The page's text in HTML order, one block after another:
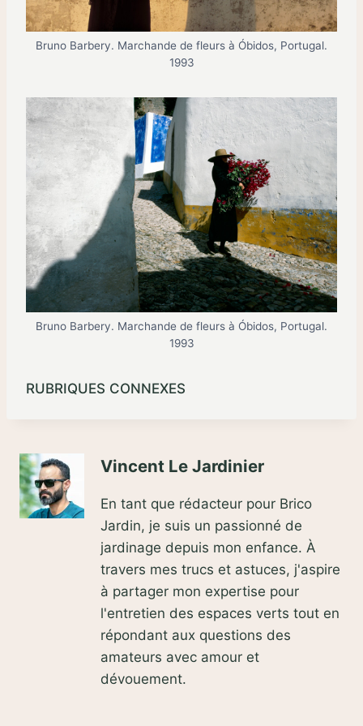
Bruno Barbery. Marchande de fleurs à Óbidos, Portugal.
1993
Bruno Barbery. Marchande de fleurs à Óbidos, Portugal.
1993
RUBRIQUES CONNEXES
Vincent Le Jardinier
En tant que rédacteur pour Brico
Jardin, je suis un passionné de
jardinage depuis mon enfance. À
travers mes trucs et astuces, j'aspire
à partager mon expertise pour
l'entretien des espaces verts tout en
répondant aux questions des
amateurs avec amour et
dévouement.